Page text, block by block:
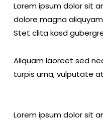
Lorem ipsum dolor sit
dolore magna
Stet clita kasd
Aliquam laoreet sed
turpis urna, vulputate
Lorem ipsum dolor sit